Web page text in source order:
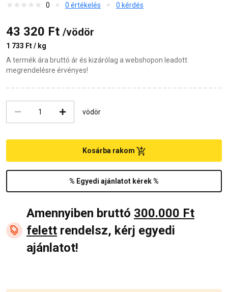
0
0 értékelés 0 kérdés
43 320 Ft /vödör
1 733 Ft / kg
A termék ára bruttó ár és kizárólag a webshopon leadott
megrendelésre érvényes!
vödör
% Egyedi ajánlatot kérek %
Kosárba rakom
Amennyiben bruttó 300.000 Ft
felett rendelsz, kérj egyedi
ajánlatot!